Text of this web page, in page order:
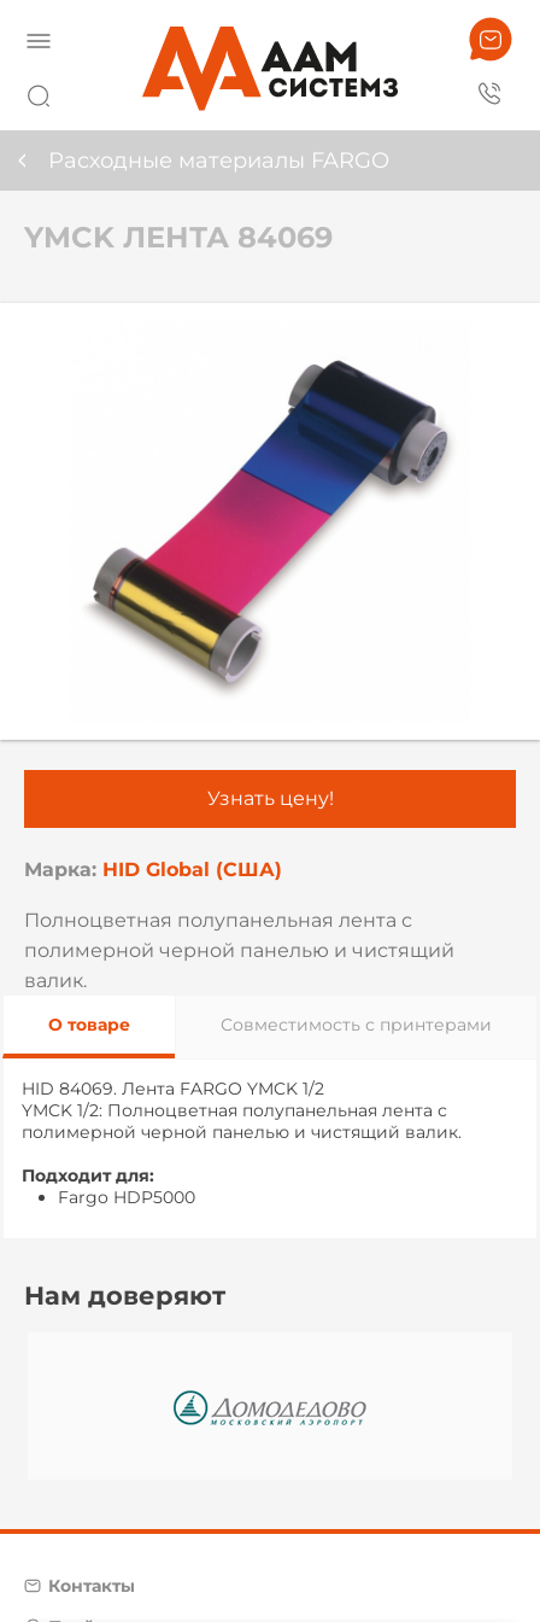
Расходные материалы FARGO
YMCK ЛЕНТА 84069
Марка: HID Global (США)
Полноцветная полупанельная лента с
полимерной черной панелью и чистящий
валик.
Узнать цену!
О товаре Совместимость с принтерами
HID 84069. Лента FARGO YMCK 1/2
YMCK 1/2: Полноцветная полупанельная лента с
полимерной черной панелью и чистящий валик.
Подходит для:
Fargo HDP5000
Нам доверяют
Контакты